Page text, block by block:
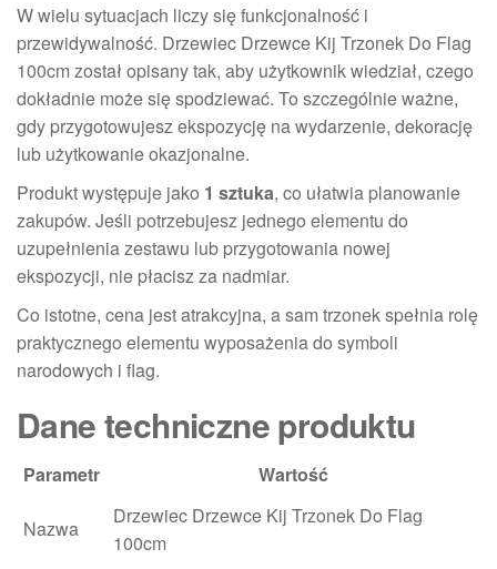
W wielu sytuacjach liczy się funkcjonalność i
przewidywalność. Drzewiec Drzewce Kij Trzonek Do Flag
100cm został opisany tak, aby użytkownik wiedział, czego
dokładnie może się spodziewać. To szczególnie ważne,
gdy przygotowujesz ekspozycję na wydarzenie, dekorację
lub użytkowanie okazjonalne.
Produkt występuje jako 1 sztuka, co ułatwia planowanie
zakupów. Jeśli potrzebujesz jednego elementu do
uzupełnienia zestawu lub przygotowania nowej
ekspozycji, nie płacisz za nadmiar.
Co istotne, cena jest atrakcyjna, a sam trzonek spełnia rolę
praktycznego elementu wyposażenia do symboli
narodowych i flag.
Dane techniczne produktu
Parametr Wartość
Nazwa
Drzewiec Drzewce Kij Trzonek Do Flag
100cm